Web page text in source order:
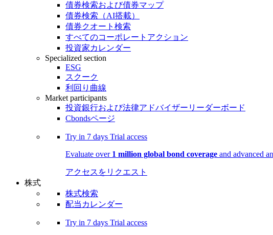
債券検索および債券マップ
債券検索（AI搭載）
債券クオート検索
すべてのコーポレートアクション
投資家カレンダー
Specialized section
ESG
スクーク
利回り曲線
Market participants
投資銀行および法律アドバイザーリーダーボード
Cbondsページ
Try in 7 days Trial access
Evaluate over 1 million global bond coverage and advanced
アクセスをリクエスト
株式
株式検索
配当カレンダー
Try in 7 days Trial access